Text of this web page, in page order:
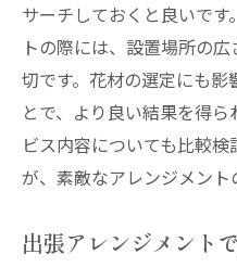
西宮市の花屋が手掛
ジメントの秘密
花屋のアレンジ
効果
西宮市の花屋な
術
サーチしておくと良いで
トの際には、設置場所の
切です。花材の選定にも
とで、より良い結果を得
ビス内容についても比較
が、素敵なアレンジメント
出張アレンジメント